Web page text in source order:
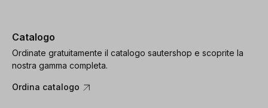
Catalogo
Ordinate gratuitamente il catalogo sautershop e scoprite la
nostra gamma completa.
Ordina catalogo